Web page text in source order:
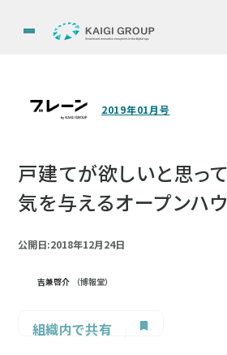
2019年01月号
戸建てが欲しいと思っ
気を与えるオープンハ
公開日:2018年12月24日
吉兼啓介 （博報堂）
組織内で共有